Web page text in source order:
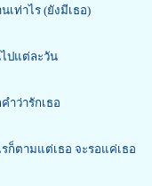
ท่าไร (ยังมีเธอ)
ปแต่ละวัน
ำว่ารักเธอ
ก็ตามแต่เธอ จะรอแค่เธอ